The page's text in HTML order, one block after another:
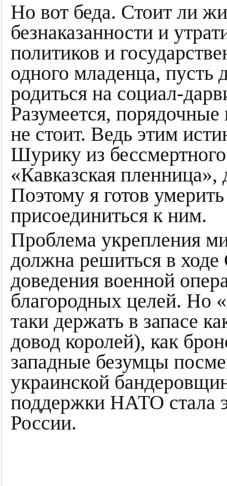
Но вот беда. Стоит ли
безнаказанности и
политиков и
одного младенца,
родиться на социал-
Разумеется,
не стоит. Ведь этим
Шурику из
«Кавказская
Поэтому я готов
присоединиться к ним.
Проблема укрепления
должна решиться в
доведения военной
благородных целей. Но
таки держать в запасе
довод королей), как
западные безумцы
украинской
поддержки НАТО стала
России.